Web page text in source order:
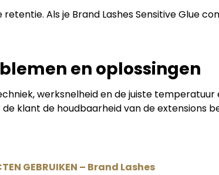
Als je Brand Lashes Sensitive Glue
en oplossingen
werksnelheid en de juiste
klant de houdbaarheid van de extensions
GEBRUIKEN – Brand Lashes